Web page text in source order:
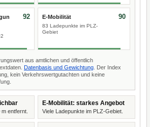
92 E-Mobilität
83 Ladepunkte im PLZ-
Gebiet
90
aus amtlichen und öffentlich
Datenbasis und Gewichtung . Der Index
kein Verkehrswertgutachten und keine
entfernt.
E-Mobilität: starkes Angebot
Viele Ladepunkte im PLZ-Gebiet.